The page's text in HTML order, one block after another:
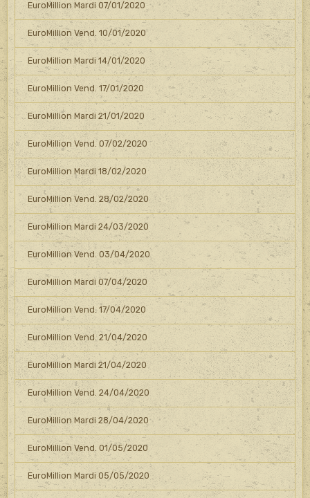
EuroMillion Mardi 07/01/2020
EuroMillion Vend. 10/01/2020
EuroMillion Mardi 14/01/2020
EuroMillion Vend. 17/01/2020
EuroMillion Mardi 21/01/2020
EuroMillion Vend. 07/02/2020
EuroMillion Mardi 18/02/2020
EuroMillion Vend. 28/02/2020
EuroMillion Mardi 24/03/2020
EuroMillion Vend. 03/04/2020
EuroMillion Mardi 07/04/2020
EuroMillion Vend. 17/04/2020
EuroMillion Vend. 21/04/2020
EuroMillion Mardi 21/04/2020
EuroMillion Vend. 24/04/2020
EuroMillion Mardi 28/04/2020
EuroMillion Vend. 01/05/2020
EuroMillion Mardi 05/05/2020